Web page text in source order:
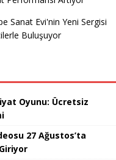
Sanat Evi'nin Yeni Sergisi
Buluşuyor
Oyunu: Ücretsiz
27 Ağustos’ta